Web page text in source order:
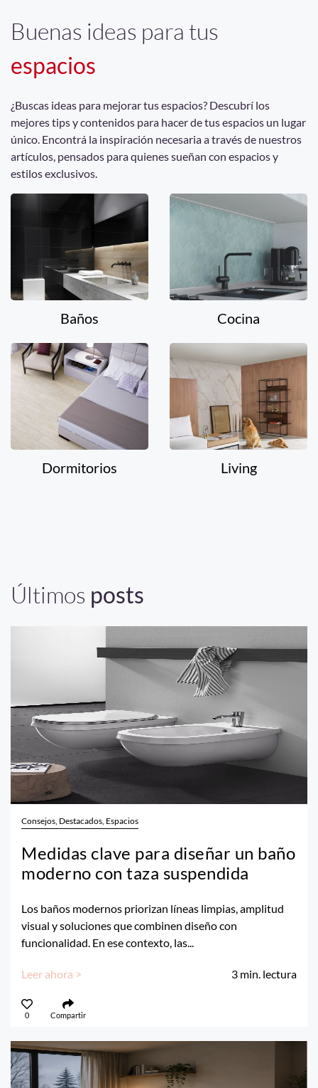
Buenas ideas para tus
espacios
¿Buscas ideas para mejorar tus espacios? Descubrí los
mejores tips y contenidos para hacer de tus espacios un lugar
único. Encontrá la inspiración necesaria a través de nuestros
artículos, pensados para quienes sueñan con espacios y
estilos exclusivos.
Baños Cocina
Dormitorios Living
Últimos posts
Consejos, Destacados, Espacios
Medidas clave para diseñar un baño
moderno con taza suspendida
Los baños modernos priorizan líneas limpias, amplitud
visual y soluciones que combinen diseño con
funcionalidad. En ese contexto, las...
Leer ahora > 3 min. lectura
0 Compartir